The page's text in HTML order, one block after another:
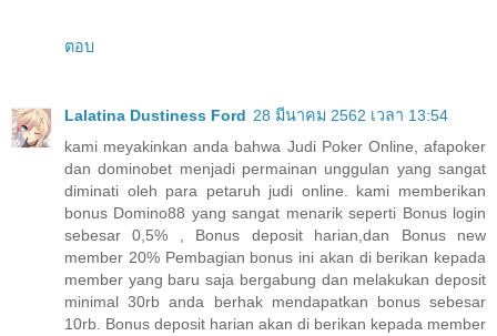
ตอบ
Lalatina Dustiness Ford 28 มีนาคม 2562 เวลา 13:54
kami meyakinkan anda bahwa Judi Poker Online, afapoker
dan dominobet menjadi permainan unggulan yang sangat
diminati oleh para petaruh judi online. kami memberikan
bonus Domino88 yang sangat menarik seperti Bonus login
sebesar 0,5% , Bonus deposit harian,dan Bonus new
member 20% Pembagian bonus ini akan di berikan kepada
member yang baru saja bergabung dan melakukan deposit
minimal 30rb anda berhak mendapatkan bonus sebesar
10rb. Bonus deposit harian akan di berikan kepada member